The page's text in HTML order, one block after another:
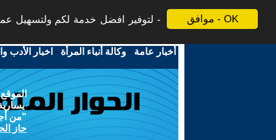
موافق - OK
لتوفير افضل خدمة لكم ولتسهيل
أخبار عامة -وكالة أنباء المرأة - اخبار الأدب
"من
حاز